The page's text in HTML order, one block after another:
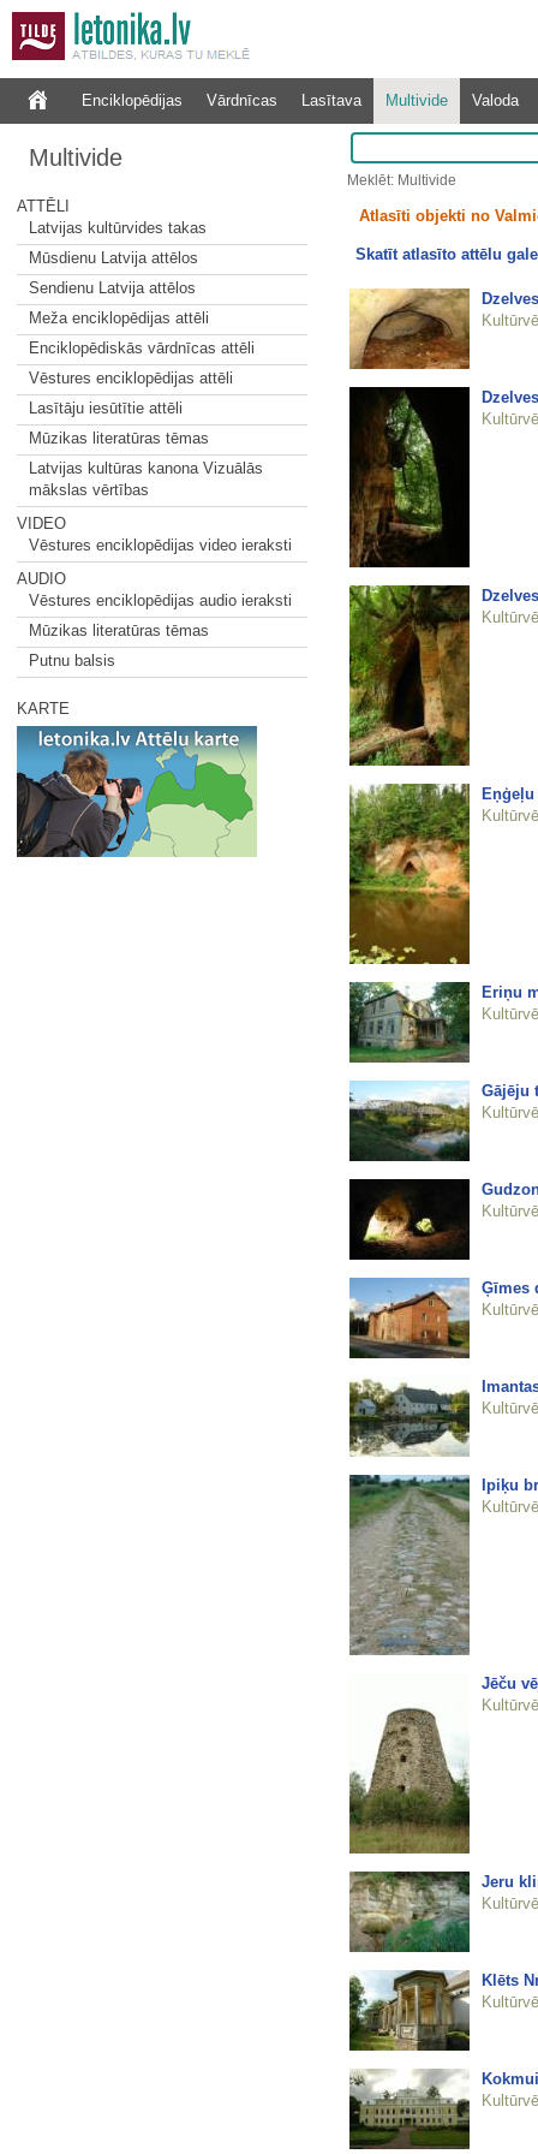
Enciklopēdijas Vārdnīcas Lasītava Multivide Valoda
Multivide
ATTĒLI
Latvijas kultūrvides takas
Mūsdienu Latvija attēlos
Sendienu Latvija attēlos
Meža enciklopēdijas attēli
Enciklopēdiskās vārdnīcas attēli
Vēstures enciklopēdijas attēli
Lasītāju iesūtītie attēli
Mūzikas literatūras tēmas
Latvijas kultūras kanona Vizuālās
mākslas vērtības
VIDEO
Vēstures enciklopēdijas video ieraksti
AUDIO
Vēstures enciklopēdijas audio ieraksti
Mūzikas literatūras tēmas
Putnu balsis
KARTE
Meklēt: Multivide
Atlasīti objekti no
Skatīt atlasīto attēlu
Eņģeļu
Eriņu
Gājēju
Ģīmes
Ipiķu
Jēču
Jeru
Klēts